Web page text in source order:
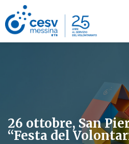
26 ottobre, San
“Festa del